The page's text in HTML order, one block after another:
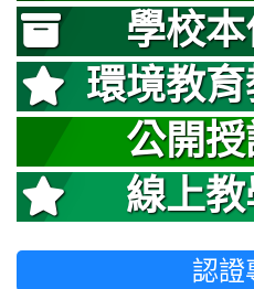
學校
環境教
公開
線上
認證